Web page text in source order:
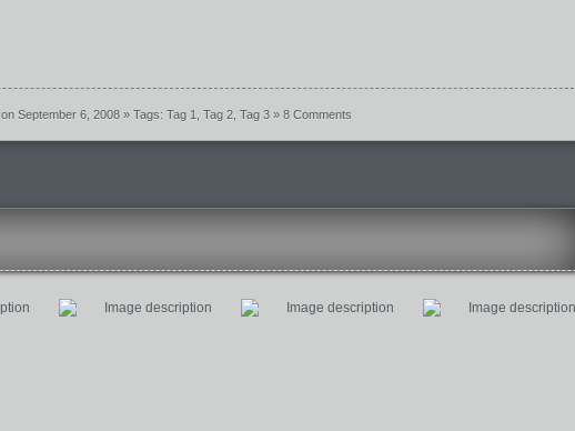
on September 6, 2008 » Tags: Tag 1 Tag 2 Tag 3 » 8 Comments